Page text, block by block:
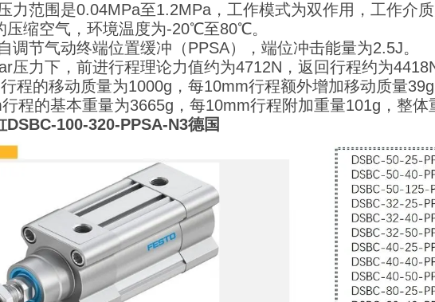
力范围是0.04MPa至1.2MPa，工作模式为双作用，工作介
压缩空气，环境温度为-20℃至80℃。
调节气动终端位置缓冲（PPSA），端位冲击能量为2.5J。
压力下，前进行程理论力值约为4712N，返回行程约为4418N
程的移动质量为1000g，每10mm行程额外增加移动质量
程的基本重量为3665g，每10mm行程附加重量101g，整体
DSBC-100-320-PPSA-N3德国